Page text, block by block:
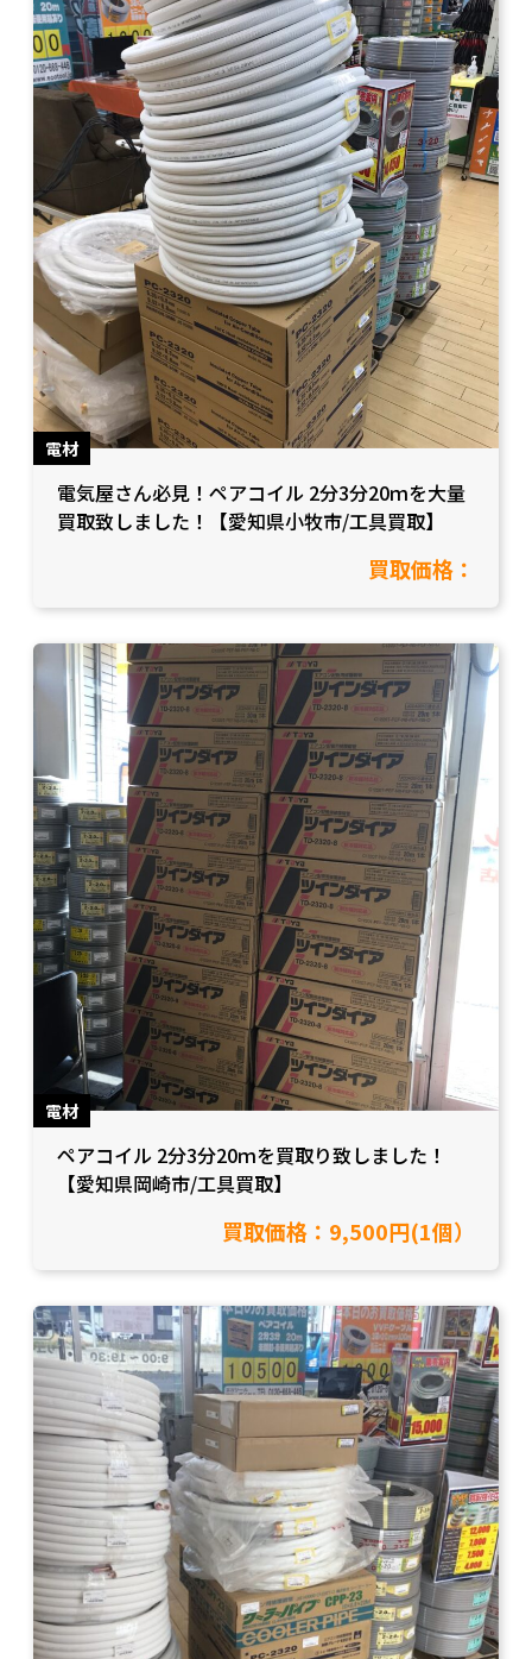
電材
電気屋さん必見！ペアコイル 2分3分20ｍを大量
買取致しました！【愛知県小牧市/工具買取】
買取価格：
電材
ペアコイル 2分3分20ｍを買取り致しました！
【愛知県岡崎市/工具買取】
買取価格：9,500円(1個）